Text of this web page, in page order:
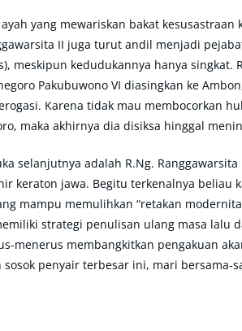
yang mewariskan bakat
II juga turut andil menjadi
meskipun kedudukannya hanya
Pakubuwono VI diasingkan ke
Karena tidak mau membocorkan
maka akhirnya dia disiksa hinggal
selanjutnya adalah R.Ng.
keraton jawa. Begitu terkenalnya beliau
mampu memulihkan “retakan
strategi penulisan ulang masa lalu
menerus membangkitkan pengakuan
sosok penyair terbesar ini, mari